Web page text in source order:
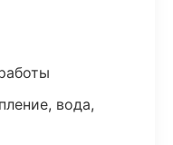
вода,